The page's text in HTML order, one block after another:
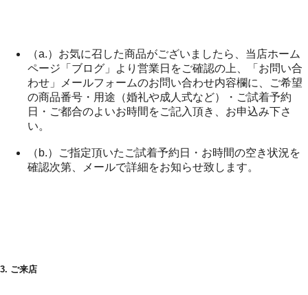
（a.）お気に召した商品がございましたら、 当店ホーム
ページ「ブログ」より営業日をご確認の上、「お問い合
わせ」メールフォームのお問い合わせ内容欄に、ご希望
の商品番号・用途（婚礼や成人式など）・ご試着予約
日・ご都合のよいお時間をご記入頂き、お申込み下さ
い。
（b.）ご指定頂いたご試着予約日・お時間の空き状況を
確認次第、メールで詳細をお知らせ致します。
3. ご来店